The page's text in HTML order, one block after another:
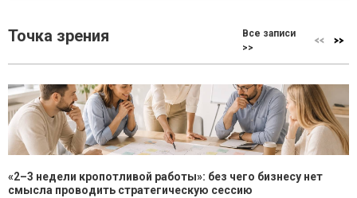
Точка зрения
Все записи
>>
«2–3 недели кропотливой работы»: без чего бизнесу нет
смысла проводить стратегическую сессию